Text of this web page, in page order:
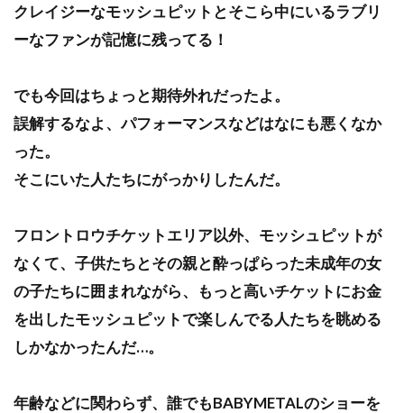
クレイジーなモッシュピットとそこら中にいるラブリ
ーなファンが記憶に残ってる！
でも今回はちょっと期待外れだったよ。
誤解するなよ、パフォーマンスなどはなにも悪くなか
った。
そこにいた人たちにがっかりしたんだ。
フロントロウチケットエリア以外、モッシュピットが
なくて、子供たちとその親と酔っぱらった未成年の女
の子たちに囲まれながら、もっと高いチケットにお金
を出したモッシュピットで楽しんでる人たちを眺める
しかなかったんだ…。
年齢などに関わらず、誰でもBABYMETALのショーを